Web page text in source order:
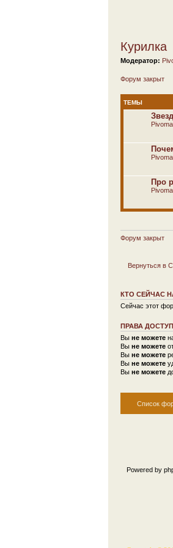
Курилка
Модератор:
Форум закрыт
ТЕМЫ
Про
Форум закрыт
Вернуться в
КТО СЕЙЧАС
Сейчас этот
ПРАВА
Вы не можете
Вы не можете
Вы не можете
Вы не можете
Вы не можете
Список
Powered by